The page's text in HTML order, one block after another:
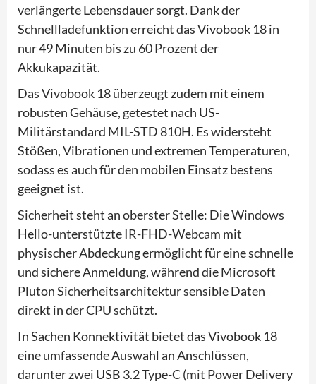
verlängerte Lebensdauer sorgt. Dank der
Schnellladefunktion erreicht das Vivobook 18 in
nur 49 Minuten bis zu 60 Prozent der
Akkukapazität.
Das Vivobook 18 überzeugt zudem mit einem
robusten Gehäuse, getestet nach US-
Militärstandard MIL-STD 810H. Es widersteht
Stößen, Vibrationen und extremen Temperaturen,
sodass es auch für den mobilen Einsatz bestens
geeignet ist.
Sicherheit steht an oberster Stelle: Die Windows
Hello-unterstützte IR-FHD-Webcam mit
physischer Abdeckung ermöglicht für eine schnelle
und sichere Anmeldung, während die Microsoft
Pluton Sicherheitsarchitektur sensible Daten
direkt in der CPU schützt.
In Sachen Konnektivität bietet das Vivobook 18
eine umfassende Auswahl an Anschlüssen,
darunter zwei USB 3.2 Type-C (mit Power Delivery